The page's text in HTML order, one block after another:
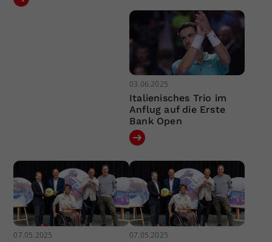
03.06.2025
Italienisches Trio im
Anflug auf die Erste
Bank Open
07.05.2025 07.05.2025